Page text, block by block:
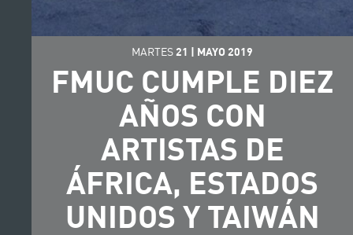
MARTES 21 | MAYO 2019
FMUC CUMPLE DIEZ
AÑOS CON
ARTISTAS DE
ÁFRICA, ESTADOS
UNIDOS Y TAIWÁN